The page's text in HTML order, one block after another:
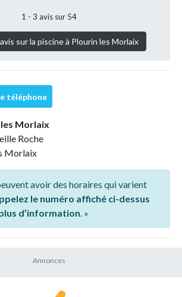
1 - 3 avis sur 54
sur la piscine à Plourin les Morlaix
téléphone
Morlaix
Roche
Morlaix
avoir des horaires qui varient
le numéro affiché ci-dessus
d’information. »